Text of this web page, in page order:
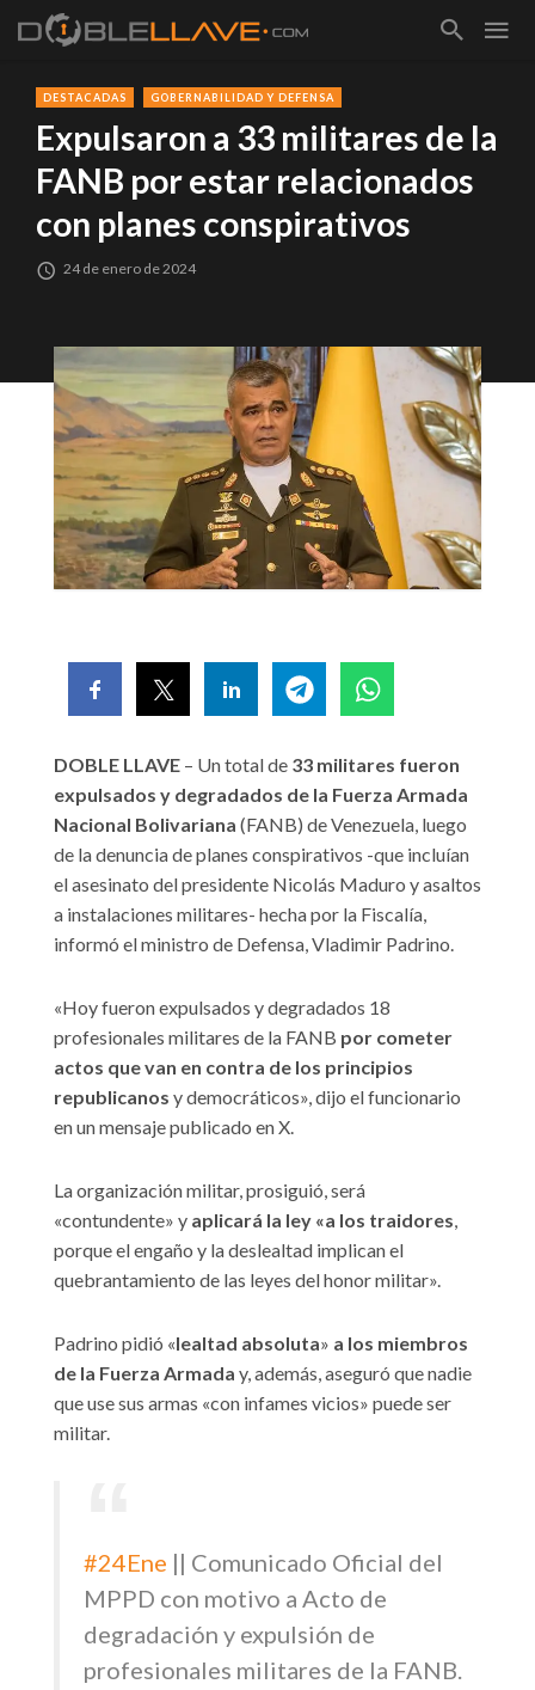
DESTACADAS GOBERNABILIDAD Y DEFENSA
Expulsaron a 33 militares de la
FANB por estar relacionados
con planes conspirativos
24 de enero de 2024
DOBLE LLAVE – Un total de 33 militares fueron
expulsados y degradados de la Fuerza Armada
Nacional Bolivariana (FANB) de Venezuela, luego
de la denuncia de planes conspirativos -que incluían
el asesinato del presidente Nicolás Maduro y asaltos
a instalaciones militares- hecha por la Fiscalía,
informó el ministro de Defensa, Vladimir Padrino.
«Hoy fueron expulsados y degradados 18
profesionales militares de la FANB por cometer
actos que van en contra de los principios
republicanos y democráticos», dijo el funcionario
en un mensaje publicado en X.
La organización militar, prosiguió, será
«contundente» y aplicará la ley «a los traidores,
porque el engaño y la deslealtad implican el
quebrantamiento de las leyes del honor militar».
Padrino pidió «lealtad absoluta» a los miembros
de la Fuerza Armada y, además, aseguró que nadie
que use sus armas «con infames vicios» puede ser
militar.
#24Ene || Comunicado Oficial del
MPPD con motivo a Acto de
degradación y expulsión de
profesionales militares de la FANB.